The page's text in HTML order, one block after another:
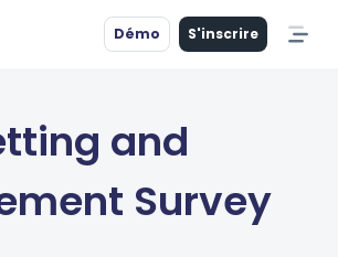
Démo S'inscrire
and
Survey